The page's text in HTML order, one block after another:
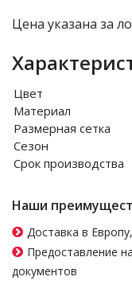
Цена указана за
Цвет
Материал
Размерная сетка
Сезон
Срок производства
Наши
Доставка в
Предоставление
документов